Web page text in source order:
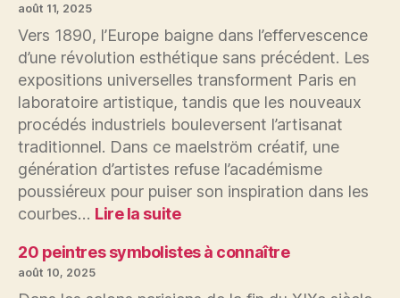
connaître
août 11, 2025
Vers 1890, l’Europe baigne dans l’effervescence
d’une révolution esthétique sans précédent. Les
expositions universelles transforment Paris en
laboratoire artistique, tandis que les nouveaux
procédés industriels bouleversent l’artisanat
traditionnel. Dans ce maelström créatif, une
génération d’artistes refuse l’académisme
poussiéreux pour puiser son inspiration dans les
courbes… Lire la suite:
peintres
nouveau
20 peintres symbolistes à connaître
août 10, 2025